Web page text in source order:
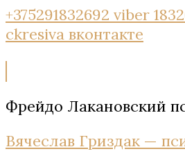
+375291832692 viber
ckresiva вконтакте
Фрейдо Лакановский
Вячеслав Гриздак —